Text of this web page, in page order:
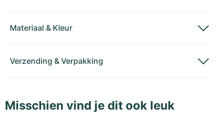
Materiaal & Kleur
Verzending & Verpakking
Misschien vind je dit ook leuk